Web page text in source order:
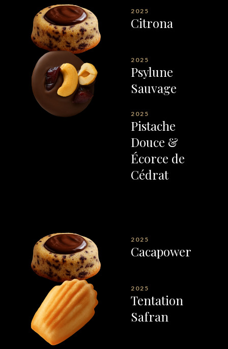
2025
Citrona
2025
Psylune
Sauvage
2025
Pistache
Douce &
Écorce de
Cédrat
2025
Cacapower
2025
Tentation
Safran